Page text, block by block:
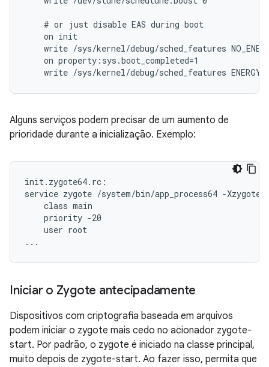
    # or just disable EAS during boot
    on init
write /sys/kernel/debug/sched_features
    on property:sys.boot_completed=1
write /sys/kernel/debug/sched_features
Alguns serviços podem precisar de um aumento de
prioridade durante a inicialização. Exemplo:
init.zygote64.rc:
service zygote /system/bin/app_process64 -
    class main
    priority -20
    user root
...
Iniciar o Zygote antecipadamente
Dispositivos com criptografia baseada em arquivos
podem iniciar o zygote mais cedo no acionador zygote-
start. Por padrão, o zygote é iniciado na classe principal,
muito depois de zygote-start. Ao fazer isso, permita que